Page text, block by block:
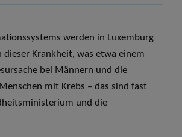
werden in Luxemburg
Krankheit, was etwa einem
bei Männern und die
mit Krebs – das sind fast
und die